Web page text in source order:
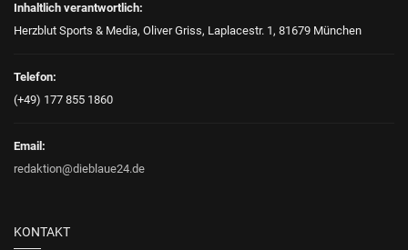
Inhaltlich verantwortlich:
Herzblut Sports & Media, Oliver Griss, Laplacestr. 1, 81679 München
Telefon:
(+49) 177 855 1860
Email:
redaktion@dieblaue24.de
KONTAKT